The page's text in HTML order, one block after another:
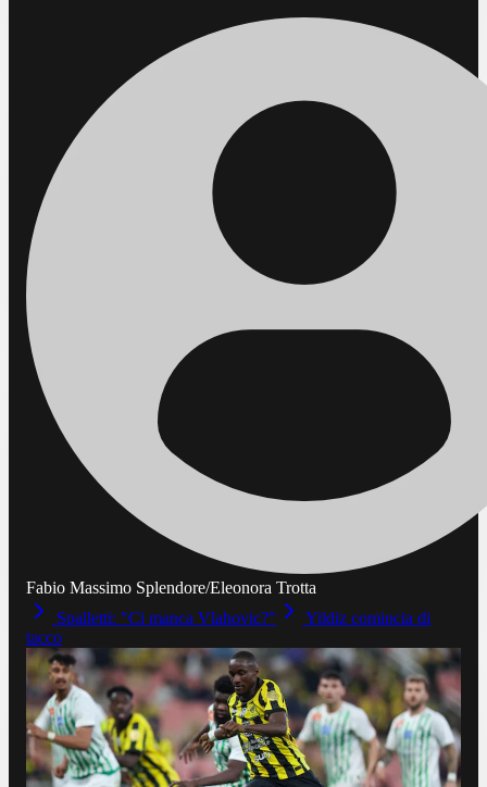
Fabio Massimo Splendore/Eleonora Trotta
Spalletti: "Ci manca Vlahovic?"
Yildiz comincia di
tacco